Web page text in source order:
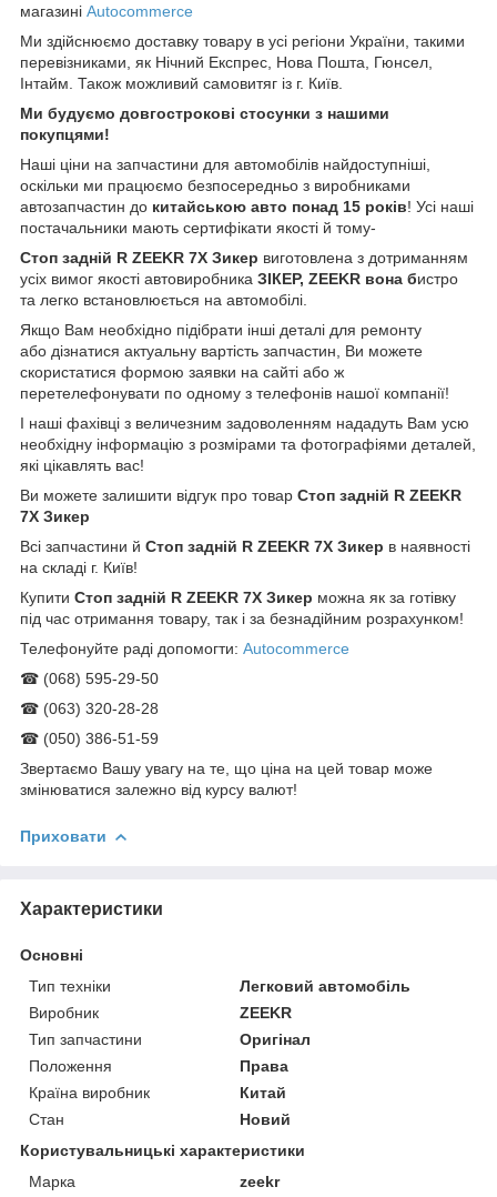
магазині Autocommerce
Ми здійснюємо доставку товару в усі регіони України, такими
перевізниками, як Нічний Експрес, Нова Пошта, Гюнсел,
Інтайм. Також можливий самовитяг із г. Київ.
Ми будуємо довгострокові стосунки з нашими
покупцями!
Наші ціни на запчастини для автомобілів найдоступніші,
оскільки ми працюємо безпосередньо з виробниками
автозапчастин до китайською авто понад 15 років! Усі наші
постачальники мають сертифікати якості й тому-
Стоп задній R ZEEKR 7Х Зикер виготовлена з дотриманням
усіх вимог якості автовиробника ЗІКЕР, ZEEKR вона бистро
та легко встановлюється на автомобілі.
Якщо Вам необхідно підібрати інші деталі для ремонту
або дізнатися актуальну вартість запчастин, Ви можете
скористатися формою заявки на сайті або ж
перетелефонувати по одному з телефонів нашої компанії!
І наші фахівці з величезним задоволенням нададуть Вам усю
необхідну інформацію з розмірами та фотографіями деталей,
які цікавлять вас!
Ви можете залишити відгук про товар Стоп задній R ZEEKR
7Х Зикер
Всі запчастини й Стоп задній R ZEEKR 7Х Зикер в наявності
на складі г. Київ!
Купити Стоп задній R ZEEKR 7Х Зикер можна як за готівку
під час отримання товару, так і за безнадійним розрахунком!
Телефонуйте раді допомогти: Autocommerce
☎ (068) 595-29-50
☎ (063) 320-28-28
☎ (050) 386-51-59
Звертаємо Вашу увагу на те, що ціна на цей товар може
змінюватися залежно від курсу валют!
Приховати
Характеристики
Основні
Тип техніки
Легковий автомобіль
Виробник
ZEEKR
Тип запчастини
Оригінал
Положення
Права
Країна виробник
Китай
Стан
Новий
Користувальницькі характеристики
Марка
zeekr